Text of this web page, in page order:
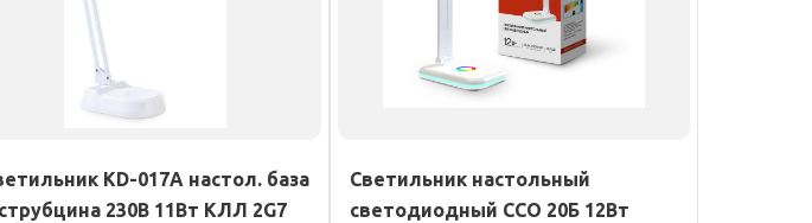
KD-017A настол. база
230В 11Вт КЛЛ 2G7
Светильник настольный
светодиодный ССО 20Б 12Вт